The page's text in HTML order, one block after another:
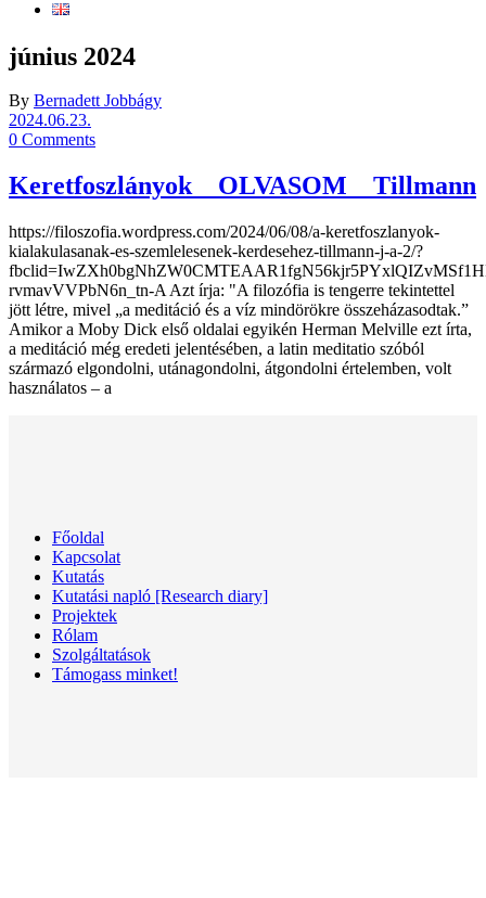
június 2024
By Bernadett Jobbágy
2024.06.23.
0 Comments
Keretfoszlányok _ OLVASOM _ Tillmann
https://filoszofia.wordpress.com/2024/06/08/a-keretfoszlanyok-
kialakulasanak-es-szemlelesenek-kerdesehez-tillmann-j-a-2/?
rvmavVVPbN6n_tn-A Azt írja: "A filozófia is tengerre tekintettel
jött létre, mivel „a meditáció és a víz mindörökre összeházasodtak.”
Amikor a Moby Dick első oldalai egyikén Herman Melville ezt írta,
a meditáció még eredeti jelentésében, a latin meditatio szóból
származó elgondolni, utánagondolni, átgondolni értelemben, volt
használatos – a
Főoldal
Kapcsolat
Kutatás
Kutatási napló [Research diary]
Projektek
Rólam
Szolgáltatások
Támogass minket!